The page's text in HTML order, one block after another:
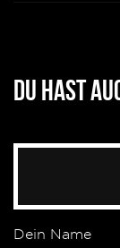
Du hast
Dein Name